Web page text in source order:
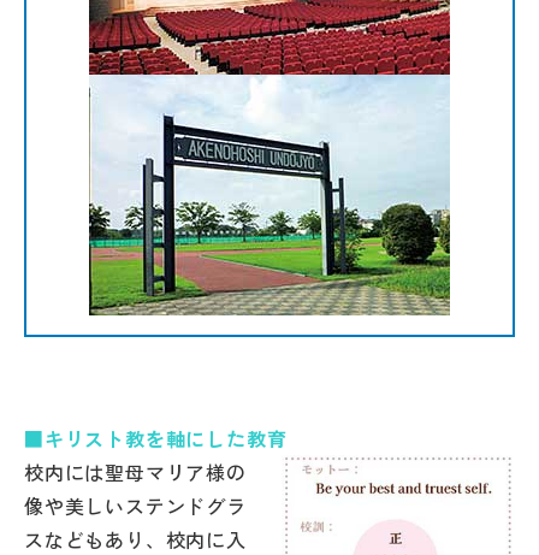
■キリスト教を軸にした教育
校内には聖母マリア様の
像や美しいステンドグラ
スなどもあり、校内に入